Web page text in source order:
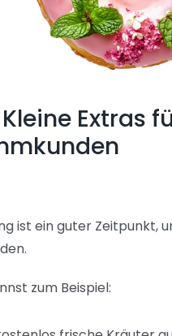
Extras
ist ein guter Zeitpunkt,
zum Beispiel: